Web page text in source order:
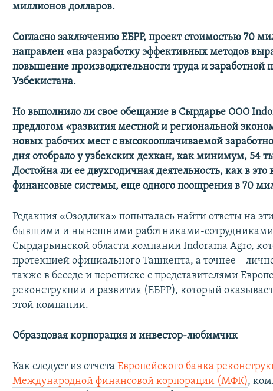
миллионов долларов.
Согласно заключению ЕБРР, проект стоимостью 70
направлен «на разработку эффективных методов
повышение производительности труда и заработной
Узбекистана.
Но выполнило ли свое обещание в Сырдарье ООО
предлогом «развития местной и региональной
новых рабочих мест с высокооплачиваемой
дня отобрало у узбекских дехкан, как минимум, 54
Достойна ли ее двухгодичная деятельность, как в
финансовые системы, еще одного поощрения в 70
Редакция «Озодлика» попыталась найти ответы на
бывшими и нынешними работниками-сотрудниками
Сырдарьинской области компании Indorama Agro,
протекцией официального Ташкента, а точнее –
также в беседе и переписке с представителями
реконструкции и развития (ЕБРР), который
этой компании.
Образцовая корпорация и инвестор-любимчик
Как следует из отчетаЕвропейского банка
Международной финансовой корпорации (МФК),